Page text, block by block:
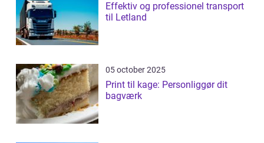
Effektiv og professionel transport
til Letland
05 october 2025
Print til kage: Personliggør dit
bagværk